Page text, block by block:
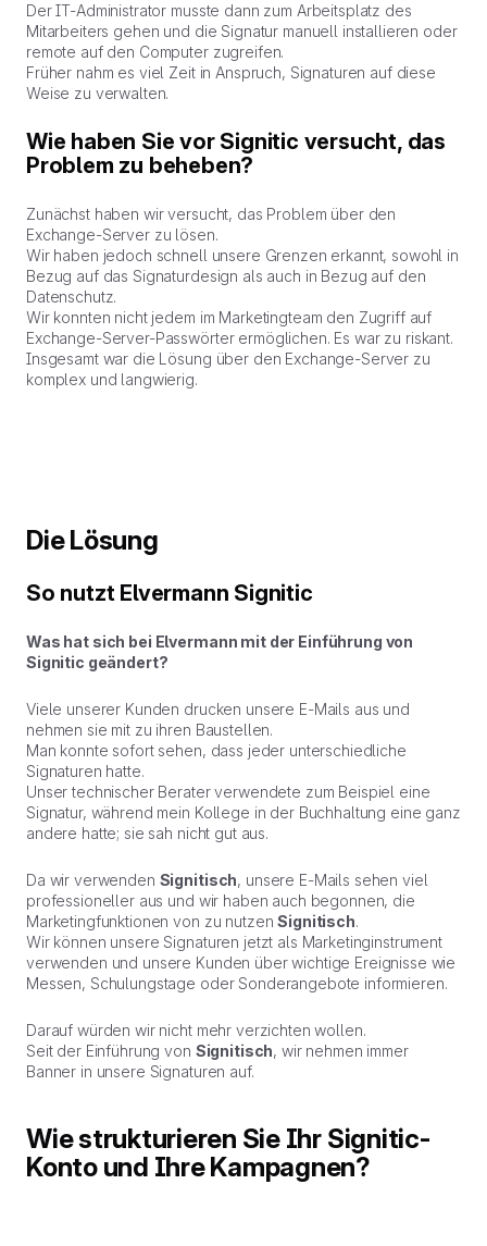
Der IT-Administrator musste dann zum Arbeitsplatz des
Mitarbeiters gehen und die Signatur manuell installieren oder
remote auf den Computer zugreifen.
Früher nahm es viel Zeit in Anspruch, Signaturen auf diese
Weise zu verwalten.
Wie haben Sie vor Signitic versucht, das
Problem zu beheben?
Zunächst haben wir versucht, das Problem über den
Exchange-Server zu lösen.
Wir haben jedoch schnell unsere Grenzen erkannt, sowohl in
Bezug auf das Signaturdesign als auch in Bezug auf den
Datenschutz.
Wir konnten nicht jedem im Marketingteam den Zugriff auf
Exchange-Server-Passwörter ermöglichen. Es war zu riskant.
Insgesamt war die Lösung über den Exchange-Server zu
komplex und langwierig.
Die Lösung
So nutzt Elvermann Signitic
Was hat sich bei Elvermann mit der Einführung von
Signitic geändert?
Viele unserer Kunden drucken unsere E-Mails aus und
nehmen sie mit zu ihren Baustellen.
Man konnte sofort sehen, dass jeder unterschiedliche
Signaturen hatte.
Unser technischer Berater verwendete zum Beispiel eine
Signatur, während mein Kollege in der Buchhaltung eine ganz
andere hatte; sie sah nicht gut aus.
Da wir verwenden Signitisch, unsere E-Mails sehen viel
professioneller aus und wir haben auch begonnen, die
Marketingfunktionen von zu nutzenSignitisch.
Wir können unsere Signaturen jetzt als Marketinginstrument
verwenden und unsere Kunden über wichtige Ereignisse wie
Messen, Schulungstage oder Sonderangebote informieren.
Darauf würden wir nicht mehr verzichten wollen.
Seit der Einführung von Signitisch, wir nehmen immer
Banner in unsere Signaturen auf.
Wie strukturieren Sie Ihr Signitic-
Konto und Ihre Kampagnen?